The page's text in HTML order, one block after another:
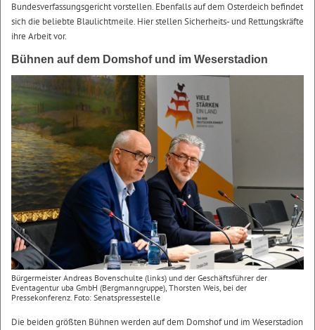
Bundesverfassungsgericht vorstellen. Ebenfalls auf dem Osterdeich befindet
sich die beliebte Blaulichtmeile. Hier stellen Sicherheits- und Rettungskräfte
ihre Arbeit vor.
Bühnen auf dem Domshof und im Weserstadion
Bürgermeister Andreas Bovenschulte (links) und der Geschäftsführer der
Eventagentur uba GmbH (Bergmanngruppe), Thorsten Weis, bei der
Pressekonferenz. Foto: Senatspressestelle
Die beiden größten Bühnen werden auf dem Domshof und im Weserstadion